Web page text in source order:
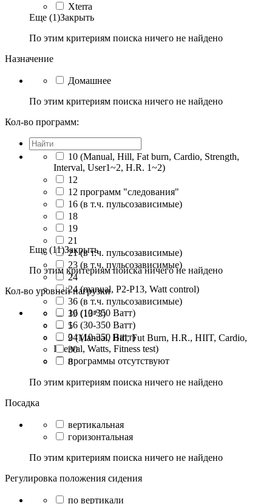
Xterra
Еще (1)Закрыть
По этим критериям поиска ничего не найдено
Назначение
Домашнее
По этим критериям поиска ничего не найдено
Кол-во программ:
10 (Manual, Hill, Fat burn, Cardio, Strength,
Interval, User1~2, H.R. 1~2)
12
12 программ "следования"
16 (в т.ч. пульсозависимые)
18
19
21
21 (в т.ч. пульсозависимые)
23 (в т.ч. пульсозависимые)
24
24 (manual, P2-P13, Watt control)
36 (в т.ч. пульсозависимые)
39 (13*3)
5
9 (Manual, Hill, Fut Burn, H.R., HIIT, Cardio,
Interval, Watts, Fitness test)
программы отсутствуют
Еще (11)Закрыть
По этим критериям поиска ничего не найдено
Кол-во уровней нагрузки
16 (10-350 Ватт)
16 (30-350 Ватт)
24 (10-350 Ватт)
30
8
По этим критериям поиска ничего не найдено
Посадка
вертикальная
горизонтальная
По этим критериям поиска ничего не найдено
Регулировка положения сидения
по вертикали